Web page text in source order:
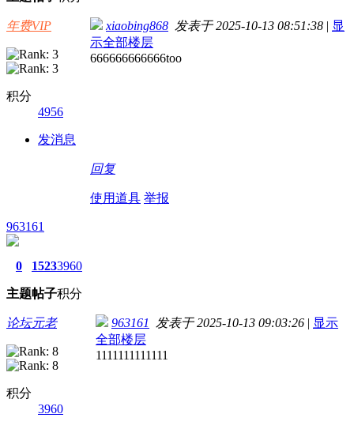
年费VIP
积分
4956
发消息
xiaobing868 发表于 2025-10-13 08:51:38 | 显
示全部楼层
666666666666too
回复
使用道具 举报
963161
0
主题
1523
帖子
3960
积分
论坛元老
积分
3960
963161 发表于 2025-10-13 09:03:26 | 显示
全部楼层
1111111111111